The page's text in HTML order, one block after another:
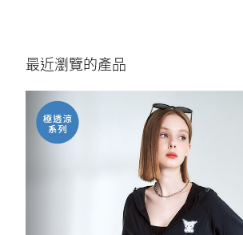
最近瀏覽的產品